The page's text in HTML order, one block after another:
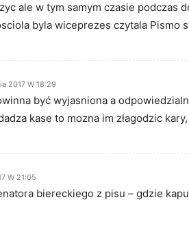
ale w tym samym czasie podczas
byla wiceprezes czytala Pismo
2017 W 18:29
być wyjasniona a
kase to mozna im złagodzic
W 21:05
biereckiego z pisu – gdzie